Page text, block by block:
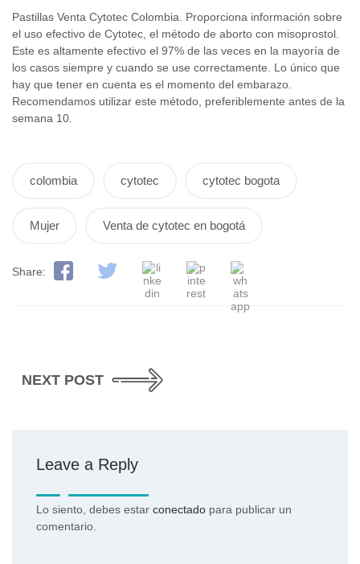
Pastillas Venta Cytotec Colombia. Proporciona información sobre
el uso efectivo de Cytotec, el método de aborto con misoprostol.
Este es altamente efectivo el 97% de las veces en la mayoría de
los casos siempre y cuando se use correctamente. Lo único que
hay que tener en cuenta es el momento del embarazo.
Recomendamos utilizar este método, preferiblemente antes de la
semana 10.
colombia cytotec cytotec bogota
Mujer Venta de cytotec en bogotá
Share:
NEXT POST
Leave a Reply
Lo siento, debes estar conectado para publicar un
comentario.